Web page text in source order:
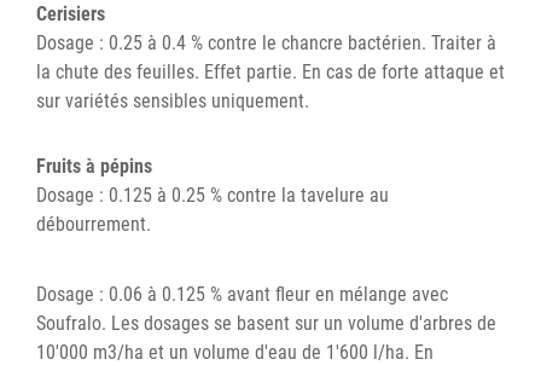
Cerisiers
Dosage : 0.25 à 0.4 % contre le chancre bactérien. Traiter à
la chute des feuilles. Effet partie. En cas de forte attaque et
sur variétés sensibles uniquement.
Fruits à pépins
Dosage : 0.125 à 0.25 % contre la tavelure au
débourrement.
Dosage : 0.06 à 0.125 % avant fleur en mélange avec
Soufralo. Les dosages se basent sur un volume d'arbres de
10'000 m3/ha et un volume d'eau de 1'600 l/ha. En